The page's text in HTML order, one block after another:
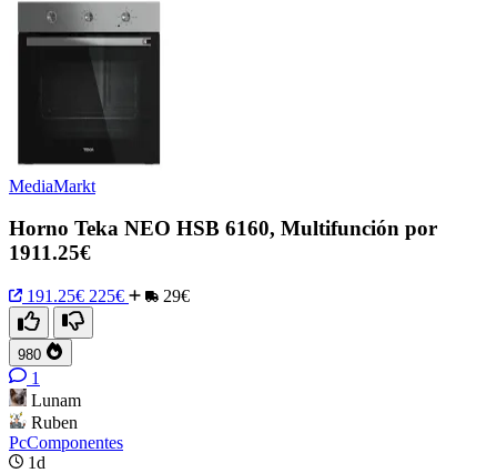
MediaMarkt
Horno Teka NEO HSB 6160, Multifunción por
1911.25€
191.25€ 225€ 29€
980
1
Lunam
Ruben
PcComponentes
1d